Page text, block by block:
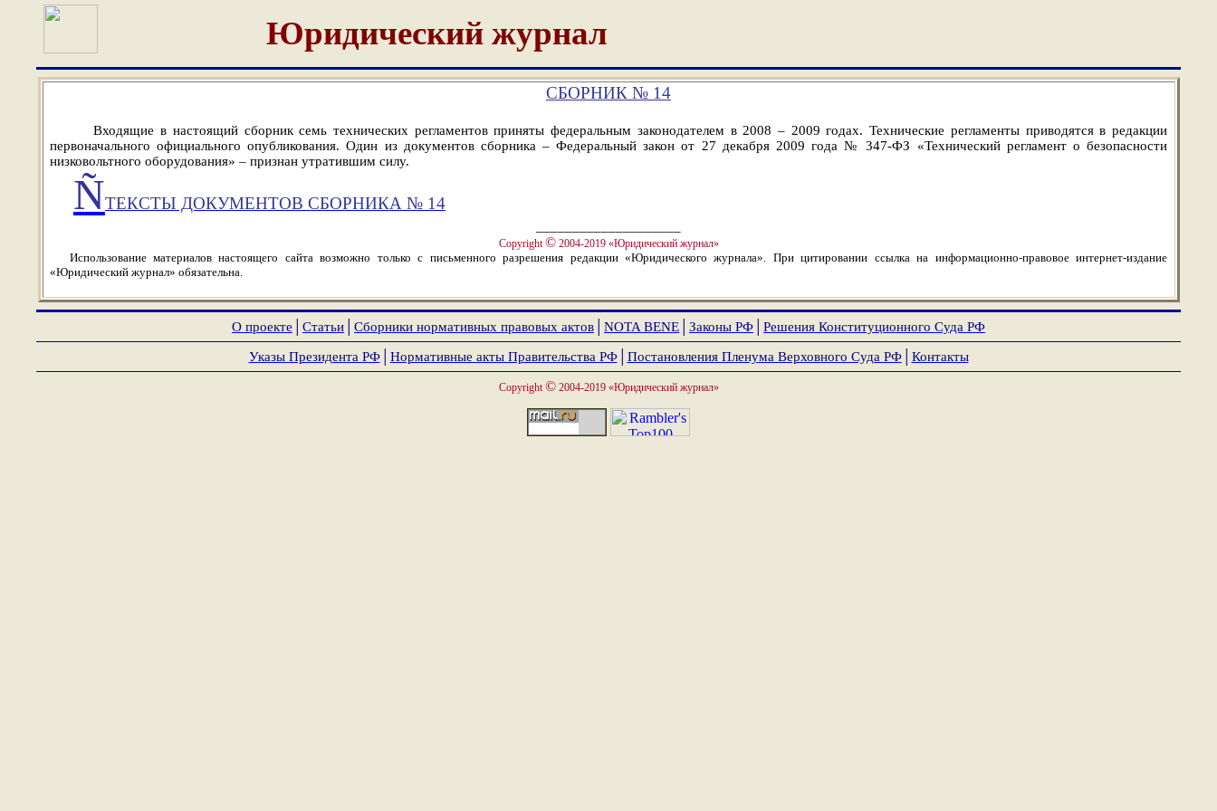
Юридический журнал
СБОРНИК № 14
Входящие в настоящий сборник семь технических регламентов приняты федеральным законодателем в 2008 – 2009 годах. Технические регламенты приводятся в редакции
первоначального официального опубликования. Один из документов сборника – Федеральный закон от 27 декабря 2009 года № 347-ФЗ «Технический регламент о безопасности
низковольтного оборудования» – признан утратившим силу.
ÑТЕКСТЫ ДОКУМЕНТОВ СБОРНИКА № 14
Copyright ©2004-2019 «Юридический журнал»
Использование материалов настоящего сайта возможно только с письменного разрешения редакции «Юридического журнала». При цитировании ссылка на информационно-правовое интернет-издание
«Юридический журнал» обязательна.
О проекте Статьи Сборники нормативных правовых актов NOTA BENE Законы РФ Решения Конституционного Суда РФ
Указы Президента РФ│ Нормативные акты Правительства РФ│ Постановления Пленума Верховного Суда РФ│ Контакты
Copyright ©2004-2019 «Юридический журнал»